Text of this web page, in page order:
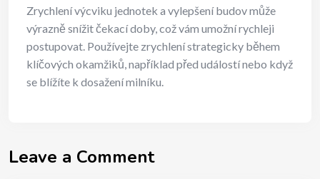
Zrychlení výcviku jednotek a vylepšení budov může
výrazně snížit čekací doby, což vám umožní rychleji
postupovat. Používejte zrychlení strategicky během
klíčových okamžiků, například před událostí nebo když
se blížíte k dosažení milníku.
Leave a Comment